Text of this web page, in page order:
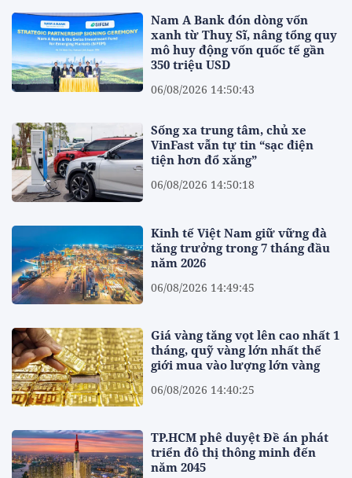
Nam A Bank đón dòng vốn
xanh từ Thuỵ Sĩ, nâng tổng quy
mô huy động vốn quốc tế gần
350 triệu USD
06/08/2026 14:50:43
Sống xa trung tâm, chủ xe
VinFast vẫn tự tin “sạc điện
tiện hơn đổ xăng”
06/08/2026 14:50:18
Kinh tế Việt Nam giữ vững đà
tăng trưởng trong 7 tháng đầu
năm 2026
06/08/2026 14:49:45
Giá vàng tăng vọt lên cao nhất 1
tháng, quỹ vàng lớn nhất thế
giới mua vào lượng lớn vàng
06/08/2026 14:40:25
TP.HCM phê duyệt Đề án phát
triển đô thị thông minh đến
năm 2045